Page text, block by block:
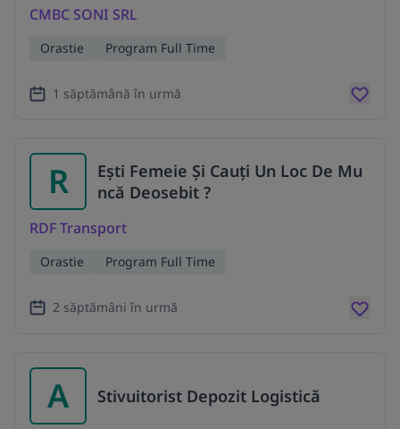
CMBC SONI SRL
Orastie Program Full Time
1 săptămână în urmă
R
Ești Femeie Și Cauți Un Loc De Mu
ncă Deosebit ?
RDF Transport
Orastie Program Full Time
2 săptămâni în urmă
A Stivuitorist Depozit Logistică